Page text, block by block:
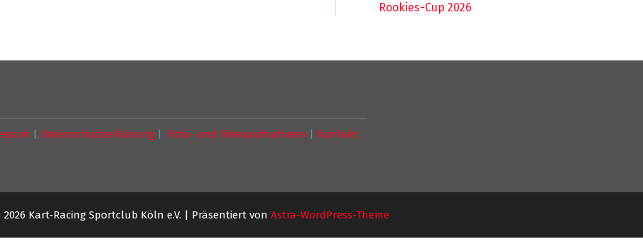
Rookies-Cup 2026
| Datenschutzerklärung| Foto- und Videoaufnahmen | Kontakt
Kart-Racing Sportclub Köln e.V. | Präsentiert von Astra-WordPress-Theme